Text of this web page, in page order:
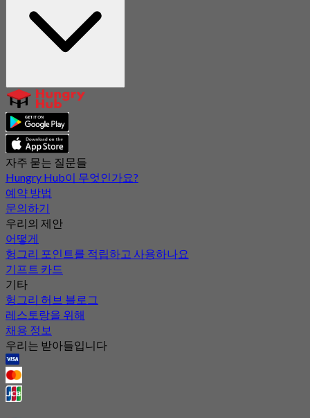
자주 묻는 질문들
Hungry Hub이 무엇인가요?
예약 방법
문의하기
우리의 제안
어떻게
헝그리 포인트를 적립하고 사용하나요
기프트 카드
기타
헝그리 허브 블로그
레스토랑을 위해
채용 정보
우리는 받아들입니다